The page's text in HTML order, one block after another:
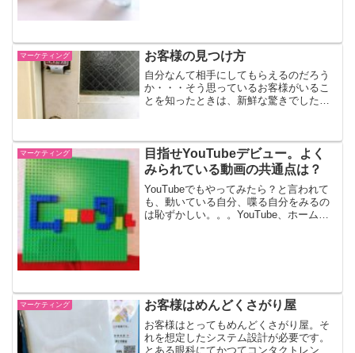
マーケティング お客様の見つけ方
自分なんて相手にしてもらえるのだろう
か・・・そう思っているお客様がいるこ
とを知ったときは、新鮮な驚きでした。
す。相手にされないと思われているフリ
ーランスの方が僕（税理士...
マーケティング
目指せYouTubeデビュー。よく
みられている動画の共通点は？
YouTubeでもやってみたら？と言われて
も、動いている自分、喋る自分をみるの
は恥ずかしい。。。YouTube、ホームペ
マーケティング お客様はめんどくさがり屋
お客様はとってもめんどくさがり屋。そ
れを想定したシステム設計が必要です。
とある眼科にてかつてコンタクトレンズ